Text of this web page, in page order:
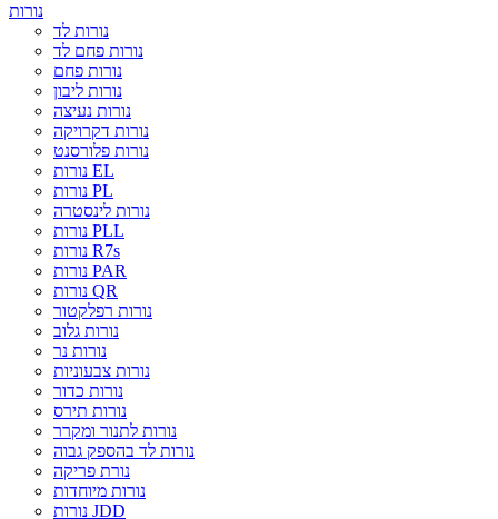
נורות
נורות לד
נורות פחם לד
נורות פחם
נורות ליבון
נורות נעיצה
נורות דקרויקה
נורות פלורסנט
נורות EL
נורות PL
נורות לינסטרה
נורות PLL
נורות R7s
נורות PAR
נורות QR
נורות רפלקטור
נורות גלוב
נורות נר
נורות צבעוניות
נורות כדור
נורות תירס
נורות לתנור ומקרר
נורות לד בהספק גבוה
נורת פריקה
נורות מיוחדות
נורות JDD